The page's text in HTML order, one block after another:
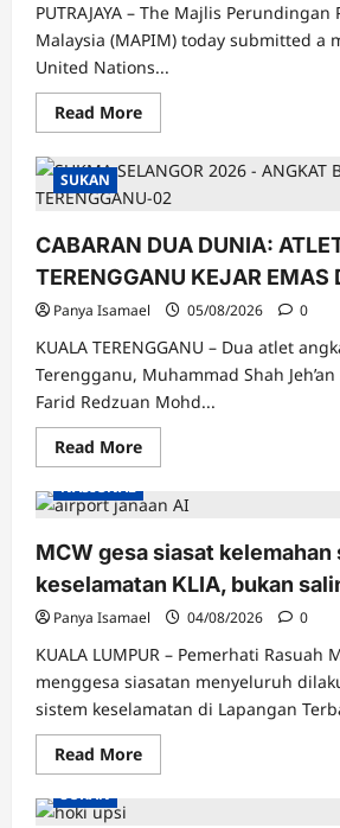
PUTRAJAYA – The Majlis
Malaysia (MAPIM) today submitted a
United Nations...
Read MoreRead
more
MAPIM
urges
UN
to
up
action
on
Kashmir
SUKAN
CABARAN DUA DUNIA:
TERENGGANU KEJAR EMAS
Panya Isamael 05/08/2026 0
KUALA TERENGGANU – Dua atlet
Terengganu, Muhammad Shah
Farid Redzuan Mohd...
Read MoreRead
more
CABARAN
DUA
ATLET
TERENGGANU
KEJAR
EMAS
DAN
IJAZAH
NASIONAL
MCW gesa siasat kelemahan
keselamatan KLIA, bukan
Panya Isamael 04/08/2026 0
KUALA LUMPUR – Pemerhati Rasuah
menggesa siasatan menyeluruh
sistem keselamatan di Lapangan
Read MoreRead
more
SUKAN